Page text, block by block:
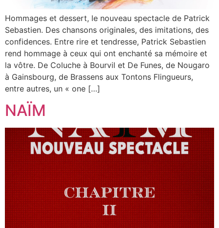
Hommages et dessert, le nouveau spectacle de Patrick
Sebastien. Des chansons originales, des imitations, des
confidences. Entre rire et tendresse, Patrick Sebastien
rend hommage à ceux qui ont enchanté sa mémoire et
la vôtre. De Coluche à Bourvil et De Funes, de Nougaro
à Gainsbourg, de Brassens aux Tontons Flingueurs,
entre autres, un « one […]
NAÏM